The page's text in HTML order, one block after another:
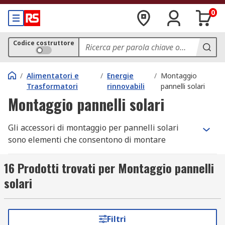
0
Codice costruttore
/ Alimentatori e
Trasformatori
/ Energie
rinnovabili
/ Montaggio
pannelli solari
Montaggio pannelli solari
Gli accessori di montaggio per pannelli solari
sono elementi che consentono di montare
loro energia. I pannelli solari o "fotovoltaici"
generano potenza convertendo l'energia dal sole
in elettricità in corrente continua.
A cosa servono gli accessori di montaggio
16 Prodotti trovati per Montaggio pannelli
solari
Filtri